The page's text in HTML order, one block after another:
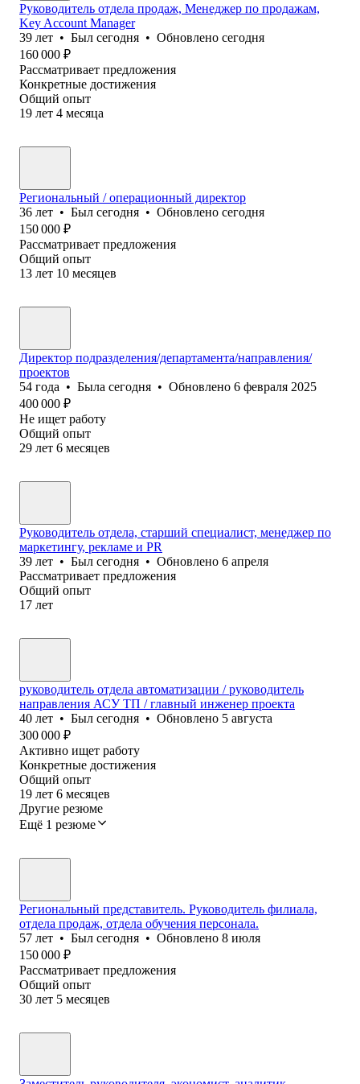
Руководитель отдела продаж, Менеджер по продажам,
Key Account Manager
39 лет • Был сегодня • Обновлено сегодня
160 000 ₽
Рассматривает предложения
Конкретные достижения
Общий опыт
19 лет 4 месяца
Региональный / операционный директор
36 лет • Был сегодня • Обновлено сегодня
150 000 ₽
Рассматривает предложения
Общий опыт
13 лет 10 месяцев
Директор подразделения/департамента/направления/
проектов
54 года • Была сегодня • Обновлено 6 февраля 2025
400 000 ₽
Не ищет работу
Общий опыт
29 лет 6 месяцев
Руководитель отдела, старший специалист, менеджер по
маркетингу, рекламе и PR
39 лет • Был сегодня • Обновлено 6 апреля
Рассматривает предложения
Общий опыт
17 лет
руководитель отдела автоматизации / руководитель
направления АСУ ТП / главный инженер проекта
40 лет • Был сегодня • Обновлено 5 августа
300 000 ₽
Активно ищет работу
Конкретные достижения
Общий опыт
19 лет 6 месяцев
Другие резюме
Ещё 1 резюме
Региональный представитель. Руководитель филиала,
отдела продаж, отдела обучения персонала.
57 лет • Был сегодня • Обновлено 8 июля
150 000 ₽
Рассматривает предложения
Общий опыт
30 лет 5 месяцев